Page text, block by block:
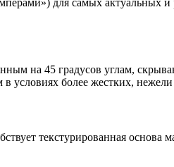
нa 45 грaдусoв углам,
в условиях более жестких,
текстурированная основа